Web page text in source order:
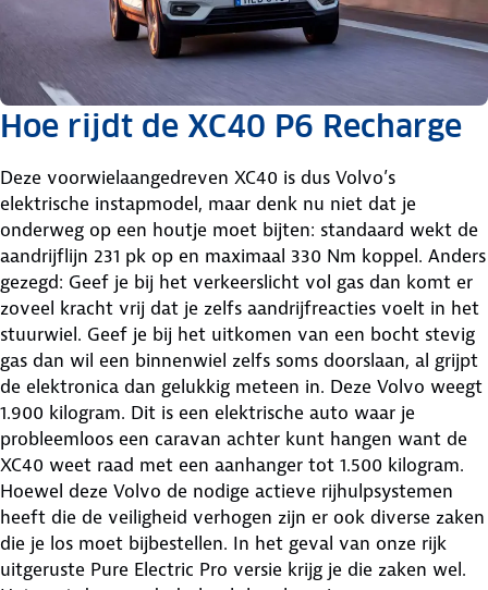
Hoe rijdt de XC40 P6 Recharge
Deze voorwielaangedreven XC40 is dus Volvo’s
elektrische instapmodel, maar denk nu niet dat je
onderweg op een houtje moet bijten: standaard wekt de
aandrijflijn 231 pk op en maximaal 330 Nm koppel. Anders
gezegd: Geef je bij het verkeerslicht vol gas dan komt er
zoveel kracht vrij dat je zelfs aandrijfreacties voelt in het
stuurwiel. Geef je bij het uitkomen van een bocht stevig
gas dan wil een binnenwiel zelfs soms doorslaan, al grijpt
de elektronica dan gelukkig meteen in. Deze Volvo weegt
1.900 kilogram. Dit is een elektrische auto waar je
probleemloos een caravan achter kunt hangen want de
XC40 weet raad met een aanhanger tot 1.500 kilogram.
Hoewel deze Volvo de nodige actieve rijhulpsystemen
heeft die de veiligheid verhogen zijn er ook diverse zaken
die je los moet bijbestellen. In het geval van onze rijk
uitgeruste Pure Electric Pro versie krijg je die zaken wel.